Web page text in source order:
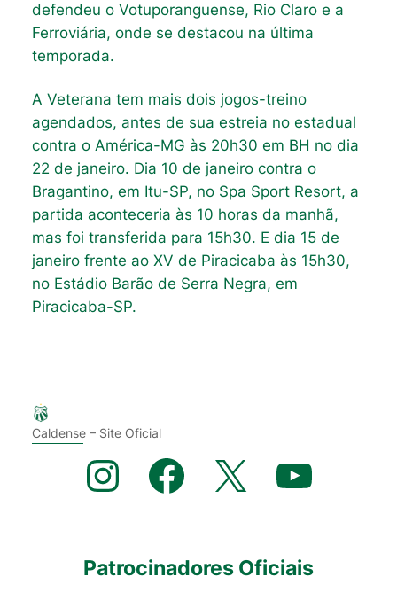
defendeu o Votuporanguense, Rio Claro e a
Ferroviária, onde se destacou na última
temporada.
A Veterana tem mais dois jogos-treino
agendados, antes de sua estreia no estadual
contra o América-MG às 20h30 em BH no dia
22 de janeiro. Dia 10 de janeiro contra o
Bragantino, em Itu-SP, no Spa Sport Resort, a
partida aconteceria às 10 horas da manhã,
mas foi transferida para 15h30. E dia 15 de
janeiro frente ao XV de Piracicaba às 15h30,
no Estádio Barão de Serra Negra, em
Piracicaba-SP.
Caldense – Site Oficial
Instagram Facebook X YouTube
Patrocinadores Oficiais